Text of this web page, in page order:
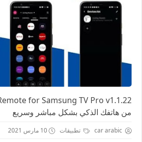
من هاتفك الذكي بشكل مباشر وسريع
car arabic تطبيقات
10 مارس 2021